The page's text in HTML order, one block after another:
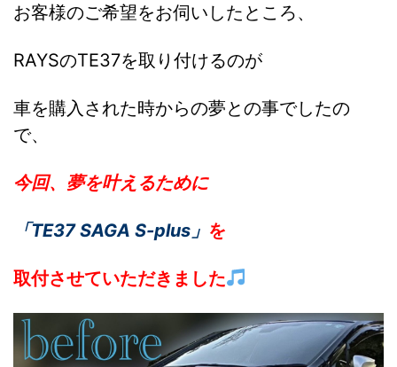
お客様のご希望をお伺いしたところ、
RAYSのTE37を取り付けるのが
車を購入された時からの夢との事でしたの
で、
今回、夢を叶えるために
「TE37 SAGA S-plus」 を
取付させていただきました